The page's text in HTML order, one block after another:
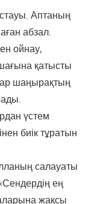
Аптаның
абзал.
ойнау,
қатысты
шаңырақтың
үстем
биік тұратын
салауаты
ең
жақсы